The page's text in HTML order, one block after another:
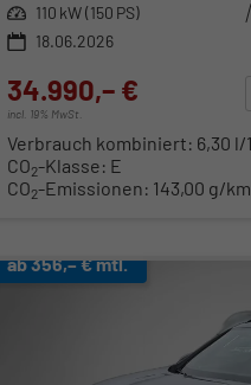
Leistung 110 kW (150 PS)
18.06.2026
34.990,– €
incl. 19% MwSt.
Verbrauch kombiniert: 6,30 l/
CO2-Klasse: E
CO2-Emissionen: 143,00 g/km
ab 356,– € mtl.